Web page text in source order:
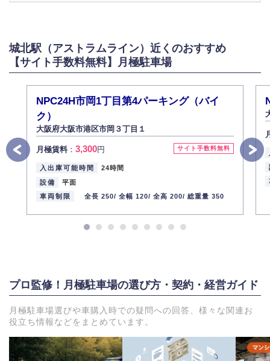
城北駅（アストラムライン）近くのおすすめ
【サイト手数料無料】月極駐車場
NPC24H市岡1丁目第4パーキング（バイ
ク）
大阪府大阪市港区市岡３丁目１
サイト手数料無料
月極賃料： 3,300円
入出庫可能時間
24時間
設備
平面
車両制限
全長 250/ 全幅 120/ 全高 200/ 総重量 350
プロ監修！月極駐車場の選び方・契約・経営ガイド
月極駐車場選びや車購入時での疑問への回答、様々な関連お
役立ち情報などをまとめています。